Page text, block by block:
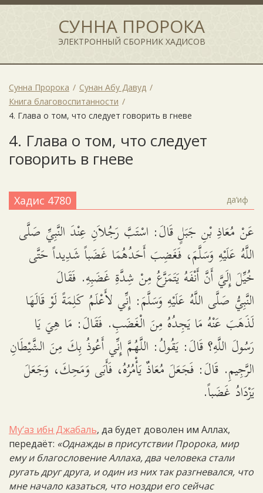
СУННА ПРОРОКА
ЭЛЕКТРОННЫЙ СБОРНИК ХАДИСОВ
Сунна Пророка
Сунан Абу Давуд
Книга благовоспитанности
4. Глава о том, что следует говорить в гневе
4. Глава о том, что следует
говорить в гневе
Хадис 4780 да‘иф
عَنْ مُعَاذِ بْنِ جَبَلٍ قَالَ: اسْتَبَّ رَجُلاَنِ عِنْدَ النَّبِيِّ صَلَّى
اللَّهُ عَلَيْهِ وَسَلَّمَ، فَغَضِبَ أَحَدُهُمَا غَضَباً شَدِيداً حَتَّى
خُيِّلَ إِلَيَّ أَنَّ أَنْفَهُ يَتَمَزَّعُ مِنْ شِدَّةِ غَضَبِهِ. فَقَالَ
النَّبِيُّ صَلَّى اللَّهُ عَلَيْهِ وَسَلَّمَ: إِنِّي لأَعْلَمُ كَلِمَةً لَوْ قَالَهَا
لَذَهَبَ عَنْهُ مَا يَجِدُهُ مِنَ الْغَضَبِ. فَقَالَ: مَا هِيَ يَا
رَسُولَ اللَّهِ؟ قَالَ: يَقُولُ: اللَّهُمَّ إِنِّي أَعُوذُ بِكَ مِنَ الشَّيْطَانِ
الرَّجِيمِ. قَالَ: فَجَعَلَ مُعَاذٌ يَأْمُرُهُ، فَأَبَى وَمَحِكَ، وَجَعَلَ
يَزْدَادُ غَضَباً.
Му‘аз ибн Джабаль, да будет доволен им Аллах,
передаёт: «Однажды в присутствии Пророка, мир
ему и благословение Аллаха, два человека стали
ругать друг друга, и один из них так разгневался, что
мне начало казаться, что ноздри его сейчас